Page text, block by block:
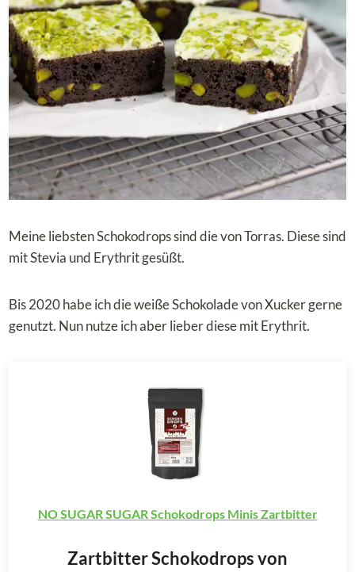
Meine liebsten Schokodrops sind die von Torras. Diese sind
mit Stevia und Erythrit gesüßt.
Bis 2020 habe ich die weiße Schokolade von Xucker gerne
genutzt. Nun nutze ich aber lieber diese mit Erythrit.
NO SUGAR SUGAR Schokodrops Minis Zartbitter
Zartbitter Schokodrops von